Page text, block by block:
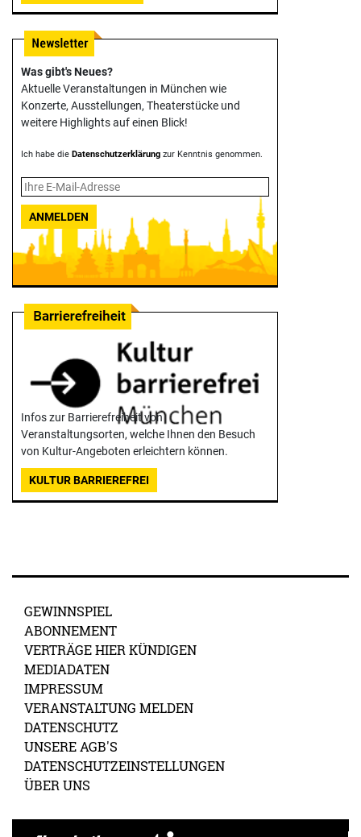
Was gibt's Neues?
Aktuelle Veranstaltungen in München wie
Konzerte, Ausstellungen, Theater­stücke und
weitere Highlights auf einen Blick!
Ich habe die Datenschutzerklärung zur Kenntnis genommen.
ANMELDEN
Infos zur Barrierefreiheit von
Veranstaltungsorten, welche Ihnen den Besuch
von Kultur-Angeboten erleichtern können.
KULTUR BARRIEREFREI
GEWINNSPIEL
ABONNEMENT
VERTRÄGE HIER KÜNDIGEN
MEDIADATEN
IMPRESSUM
VERANSTALTUNG MELDEN
DATENSCHUTZ
UNSERE AGB'S
DATENSCHUTZEINSTELLUNGEN
ÜBER UNS